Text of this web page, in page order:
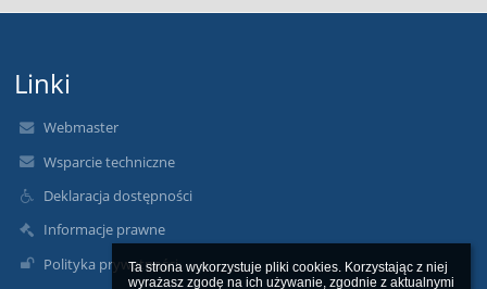
Ta strona wykorzystuje pliki cookies. Korzystając z niej
wyrażasz zgodę na ich używanie, zgodnie z aktualnymi
Linki
Webmaster
Wsparcie techniczne
Deklaracja dostępności
Informacje prawne
Polityka prywatności